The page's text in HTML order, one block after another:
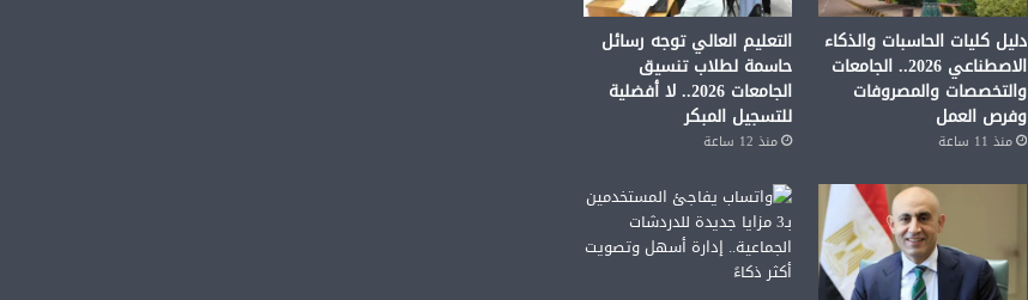
دليل كليات الحاسبات والذكاء
الاصطناعي 2026.. الجامعات
والتخصصات والمصروفات
وفرص العمل
منذ 11 ساعة
التعليم العالي توجه رسائل
حاسمة لطلاب تنسيق
الجامعات 2026.. لا أفضلية
للتسجيل المبكر
منذ 12 ساعة